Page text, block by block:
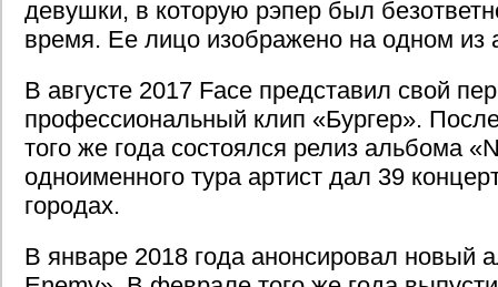
девушки, в которую рэпер был
время. Ее лицо изображено на одном
В августе 2017 Face представил свой
профессиональный клип «Бургер».
того же года состоялся релиз альбома
одноименного тура артист дал 39
городах.
В январе 2018 года анонсировал новый